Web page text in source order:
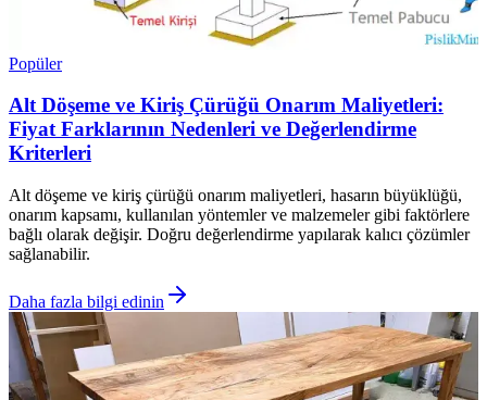
Popüler
Alt Döşeme ve Kiriş Çürüğü Onarım Maliyetleri:
Fiyat Farklarının Nedenleri ve Değerlendirme
Kriterleri
Alt döşeme ve kiriş çürüğü onarım maliyetleri, hasarın büyüklüğü,
onarım kapsamı, kullanılan yöntemler ve malzemeler gibi faktörlere
bağlı olarak değişir. Doğru değerlendirme yapılarak kalıcı çözümler
sağlanabilir.
Daha fazla bilgi edinin